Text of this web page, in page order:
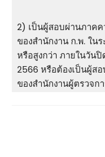
2) เป็นผู้สอบผ่านภาค
ของสำนักงาน ก.พ. ใ
หรือสูงกว่า ภายในวัน
2566 หรือต้องเป็นผู้ส
ของสำนักงานผู้ตรวจก